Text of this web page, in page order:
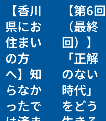
【香川
県にお
住まい
の方
へ】知
らなか
ったで
【第6回
（最終
回）】
「正解
のない
時代」
をどう